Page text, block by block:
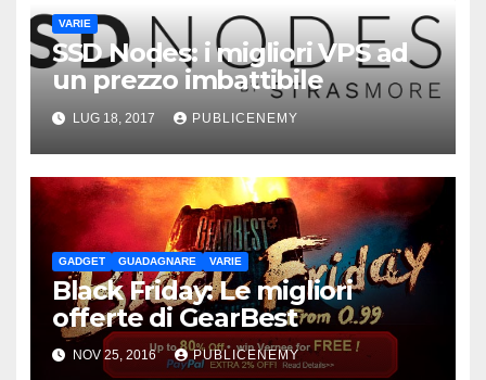
VARIE
SSD Nodes: i migliori VPS ad
un prezzo imbattibile
LUG 18, 2017 PUBLICENEMY
GADGET GUADAGNARE VARIE
Black Friday: Le migliori
offerte di GearBest
NOV 25, 2016 PUBLICENEMY